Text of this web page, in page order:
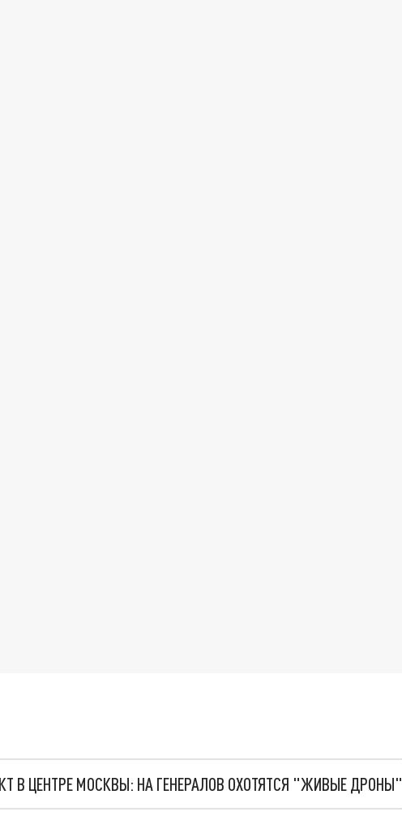
В ЦЕНТРЕ МОСКВЫ: НА ГЕНЕРАЛОВ ОХОТЯТСЯ "ЖИВЫЕ ДРОНЫ"